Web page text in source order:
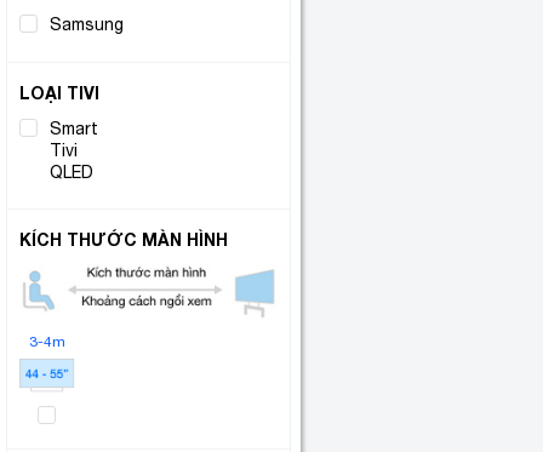
Samsung
LOẠI TIVI
Smart
Tivi
QLED
KÍCH THƯỚC MÀN HÌNH
3-4m